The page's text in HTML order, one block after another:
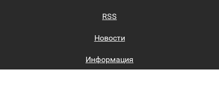
RSS
Новости
Информация